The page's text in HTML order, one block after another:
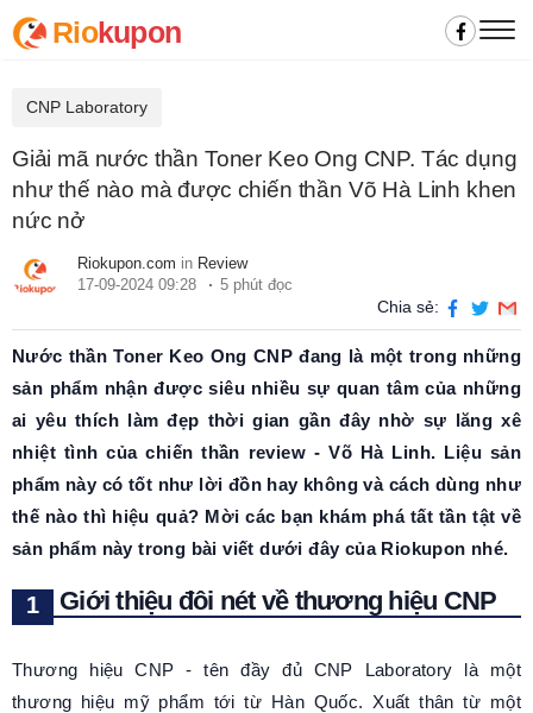
Riokupon
CNP Laboratory
Giải mã nước thần Toner Keo Ong CNP. Tác dụng
như thế nào mà được chiến thần Võ Hà Linh khen
nức nở
Riokupon.com in Review
17-09-2024 09:28
5 phút đọc
Chia sẻ:
Nước thần Toner Keo Ong CNP đang là một trong những
sản phẩm nhận được siêu nhiều sự quan tâm của những
ai yêu thích làm đẹp thời gian gần đây nhờ sự lăng xê
nhiệt tình của chiến thần review - Võ Hà Linh. Liệu sản
phẩm này có tốt như lời đồn hay không và cách dùng như
thế nào thì hiệu quả? Mời các bạn khám phá tất tần tật về
sản phẩm này trong bài viết dưới đây của Riokupon nhé.
Giới thiệu đôi nét về thương hiệu CNP
Thương hiệu CNP - tên đầy đủ CNP Laboratory là một
thương hiệu mỹ phẩm tới từ Hàn Quốc. Xuất thân từ một